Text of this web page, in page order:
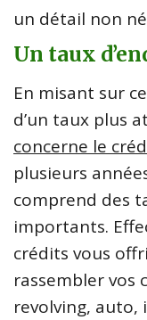
un détail non
Un taux
En misant sur
d’un taux plus
concerne le
plusieurs
comprend des
importants.
crédits vous
rassembler vos
revolving,